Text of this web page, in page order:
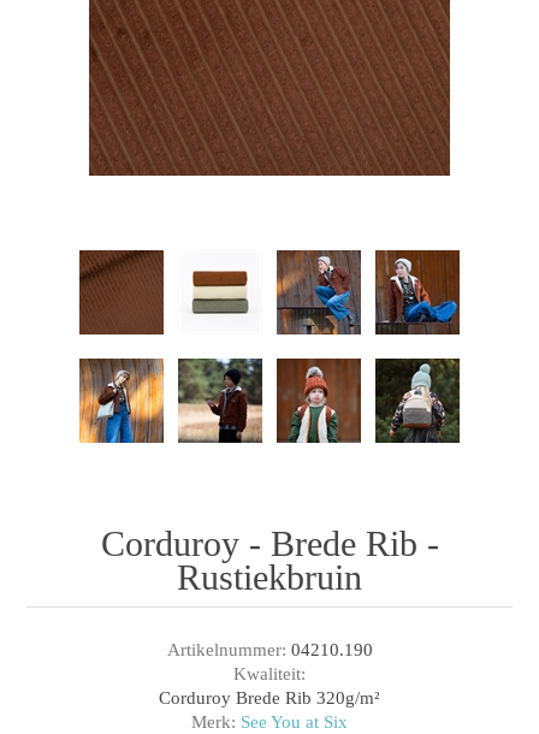
Corduroy - Brede Rib -
Rustiekbruin
Artikelnummer: 04210.190
Kwaliteit:
Corduroy Brede Rib 320g/m²
Merk: See You at Six